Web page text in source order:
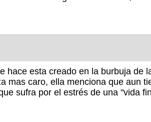
esta creado en la burbuja de
mas caro, ella menciona que aun
sufra por el estrés de una "vida